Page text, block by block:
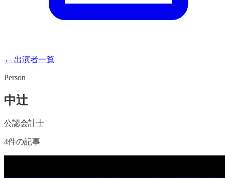
← 出演者一覧
Person
中辻
公認会計士
4件の記事